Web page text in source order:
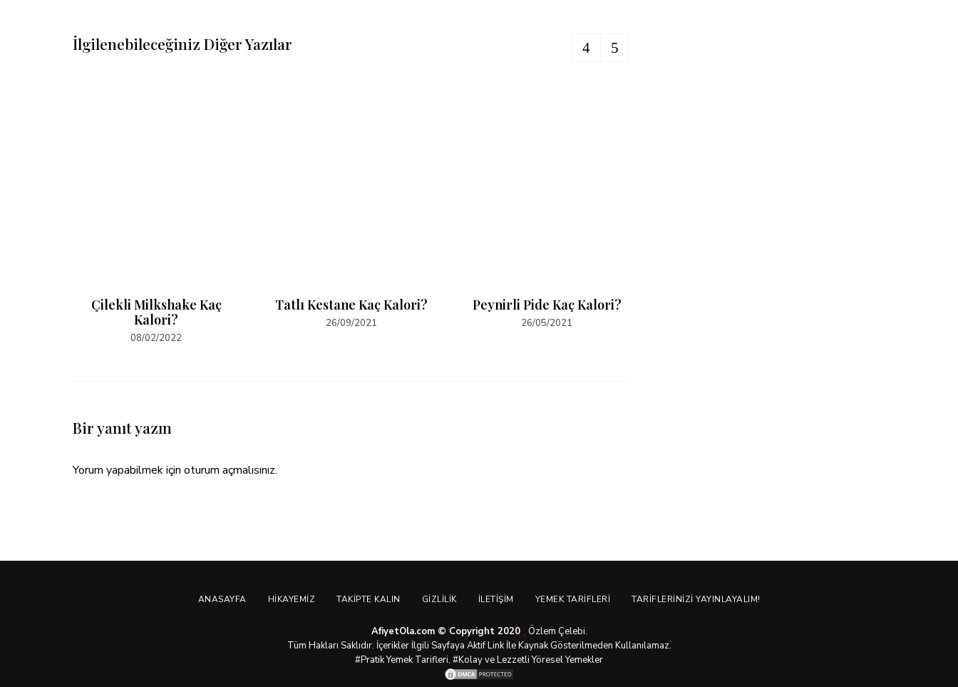
İlgilenebileceğiniz Diğer Yazılar
Çilekli Milkshake Kaç
Kalori?
08/02/2022
Tatlı Kestane Kaç Kalori?
26/09/2021
Peynirli Pide Kaç Kalori?
26/05/2021
Bir yanıt yazın
Yorum yapabilmek için oturum açmalısınız.
ANASAYFA HIKAYEMIZ TAKIPTE KALIN GIZLILIK İLETIŞIM YEMEK TARIFLERI TARIFLERINIZI YAYINLAYALIM!
AfiyetOla.com © Copyright 2020
Özlem Çelebi.
Tüm Hakları Saklıdır. İçerikler İlgili Sayfaya Aktif Link İle Kaynak Gösterilmeden Kullanılamaz.
#PratikYemek Tarifleri, #Kolay ve Lezzetli Yöresel Yemekler